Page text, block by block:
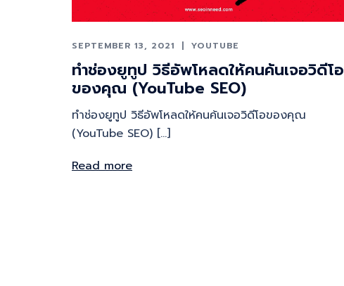
SEPTEMBER 13, 2021 YOUTUBE
ทําช่องยูทูป วิธีอัพโหลดให้คนค้นเจอวิดีโอ
ของคุณ (YouTube SEO)
ทําช่องยูทูป วิธีอัพโหลดให้คนค้นเจอวิดีโอของคุณ
(YouTube SEO) […]
Read more